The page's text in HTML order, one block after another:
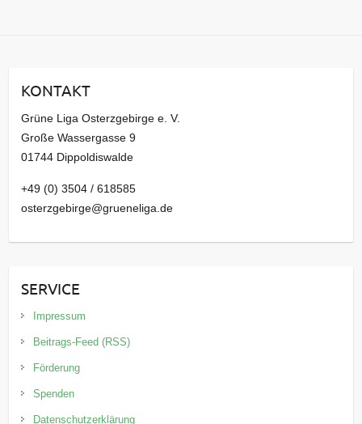
v
KONTAKT
Grüne Liga Osterzgebirge e. V.
Große Wassergasse 9
01744 Dippoldiswalde
+49 (0) 3504 / 618585
osterzgebirge@grueneliga.de
SERVICE
Impressum
Beitrags-Feed (RSS)
Förderung
Spenden
Datenschutzerklärung